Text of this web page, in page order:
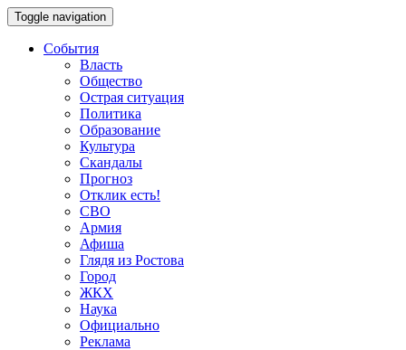
Toggle navigation
События
Власть
Общество
Острая ситуация
Политика
Образование
Культура
Скандалы
Прогноз
Отклик есть!
СВО
Армия
Афиша
Глядя из Ростова
Город
ЖКХ
Наука
Официально
Реклама